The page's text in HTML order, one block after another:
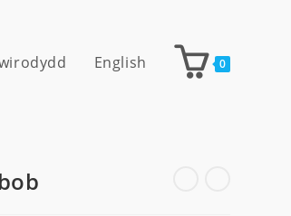
English 0